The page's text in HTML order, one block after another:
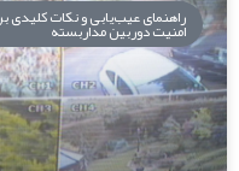
راهنمای عیب‌یابی و نکات کلیدی
امنیت دوربین مداربسته